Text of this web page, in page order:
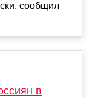
сообщил
в